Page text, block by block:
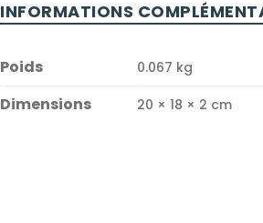
INFORMATIONS
Poids 0.067 kg
Dimensions 20 × 18 × 2 cm